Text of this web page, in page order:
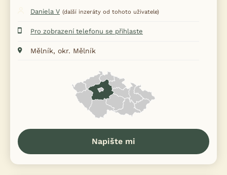
Daniela V (další inzeráty od tohoto uživatele)
Pro zobrazení telefonu se přihlaste
Mělník, okr. Mělník
Napište mi